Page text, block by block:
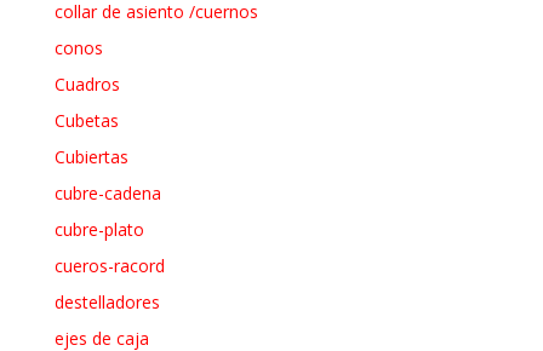
collar de asiento /cuernos
conos
Cuadros
Cubetas
Cubiertas
cubre-cadena
cubre-plato
cueros-racord
destelladores
ejes de caja